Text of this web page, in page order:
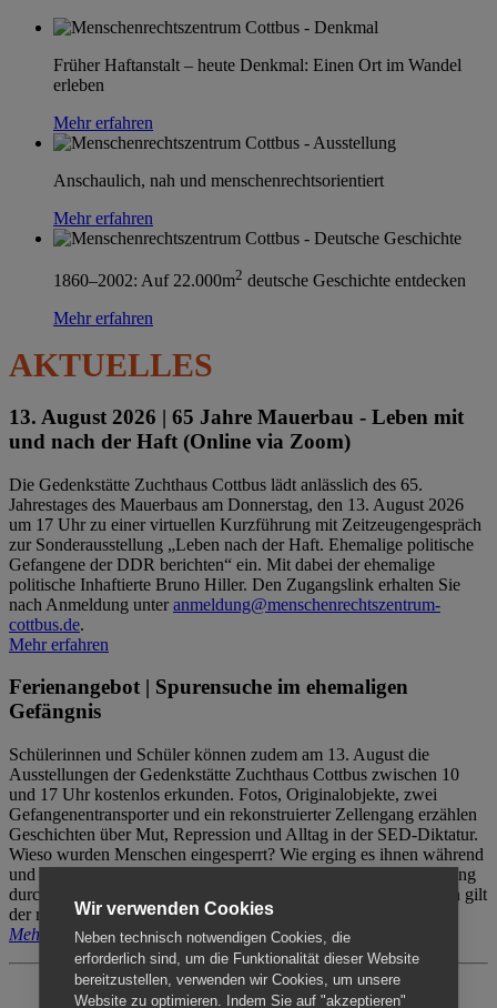
Früher Haftanstalt – heute Denkmal: Einen Ort im Wandel
erleben
Mehr erfahren
Anschaulich, nah und menschenrechtsorientiert
Mehr erfahren
1860–2002: Auf 22.000m2 deutsche Geschichte entdecken
Mehr erfahren
AKTUELLES
13. August 2026 | 65 Jahre Mauerbau - Leben mit
und nach der Haft (Online via Zoom)
Die Gedenkstätte Zuchthaus Cottbus lädt anlässlich des 65.
Jahrestages des Mauerbaus am Donnerstag, den 13. August 2026
um 17 Uhr zu einer virtuellen Kurzführung mit Zeitzeugengespräch
zur Sonderausstellung „Leben nach der Haft. Ehemalige politische
Gefangene der DDR berichten“ ein. Mit dabei der ehemalige
politische Inhaftierte Bruno Hiller. Den Zugangslink erhalten Sie
nach Anmeldung unteranmeldung@menschenrechtszentrum-
cottbus.de.
Mehr erfahren
Ferienangebot | Spurensuche im ehemaligen
Gefängnis
Schülerinnen und Schüler können zudem am 13. August die
Ausstellungen der Gedenkstätte Zuchthaus Cottbus zwischen 10
und 17 Uhr kostenlos erkunden. Fotos, Originalobjekte, zwei
Gefangenentransporter und ein rekonstruierter Zellengang erzählen
Geschichten über Mut, Repression und Alltag in der SED-Diktatur.
Wieso wurden Menschen eingesperrt? Wie erging es ihnen während
und nach der Haft? Der Besuch erfolgt individuell ohne Betreuung
durch das Menschenrechtszentrum Cottbus. Für Begleitpersonen gilt
der reguläre Eintritt (8€ / ermäßigt 5€).
Mehr erfahren
Wir verwenden Cookies
Neben technisch notwendigen Cookies, die
erforderlich sind, um die Funktionalität dieser Website
bereitzustellen, verwenden wir Cookies, um unsere
Website zu optimieren. Indem Sie auf "akzeptieren"